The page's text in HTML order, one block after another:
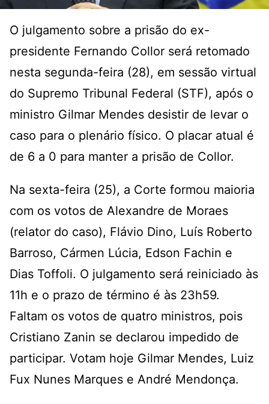
O julgamento sobre a prisão do ex-
presidente Fernando Collor será retomado
nesta segunda-feira (28), em sessão virtual
do Supremo Tribunal Federal (STF), após o
ministro Gilmar Mendes desistir de levar o
caso para o plenário físico. O placar atual é
de 6 a 0 para manter a prisão de Collor.
Na sexta-feira (25), a Corte formou maioria
com os votos de Alexandre de Moraes
(relator do caso), Flávio Dino, Luís Roberto
Barroso, Cármen Lúcia, Edson Fachin e
Dias Toffoli. O julgamento será reiniciado às
11h e o prazo de término é às 23h59.
Faltam os votos de quatro ministros, pois
Cristiano Zanin se declarou impedido de
participar. Votam hoje Gilmar Mendes, Luiz
Fux Nunes Marques e André Mendonça.